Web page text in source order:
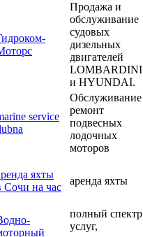
Продажа и
обслуживание
судовых
дизельных
двигателей
LOMBARDINI
и HYUNDAI.
service
Обслуживание
ремонт
подвесных
лодочных
моторов
яхты
Сочи на час
аренда яхты
полный спектр
услуг,